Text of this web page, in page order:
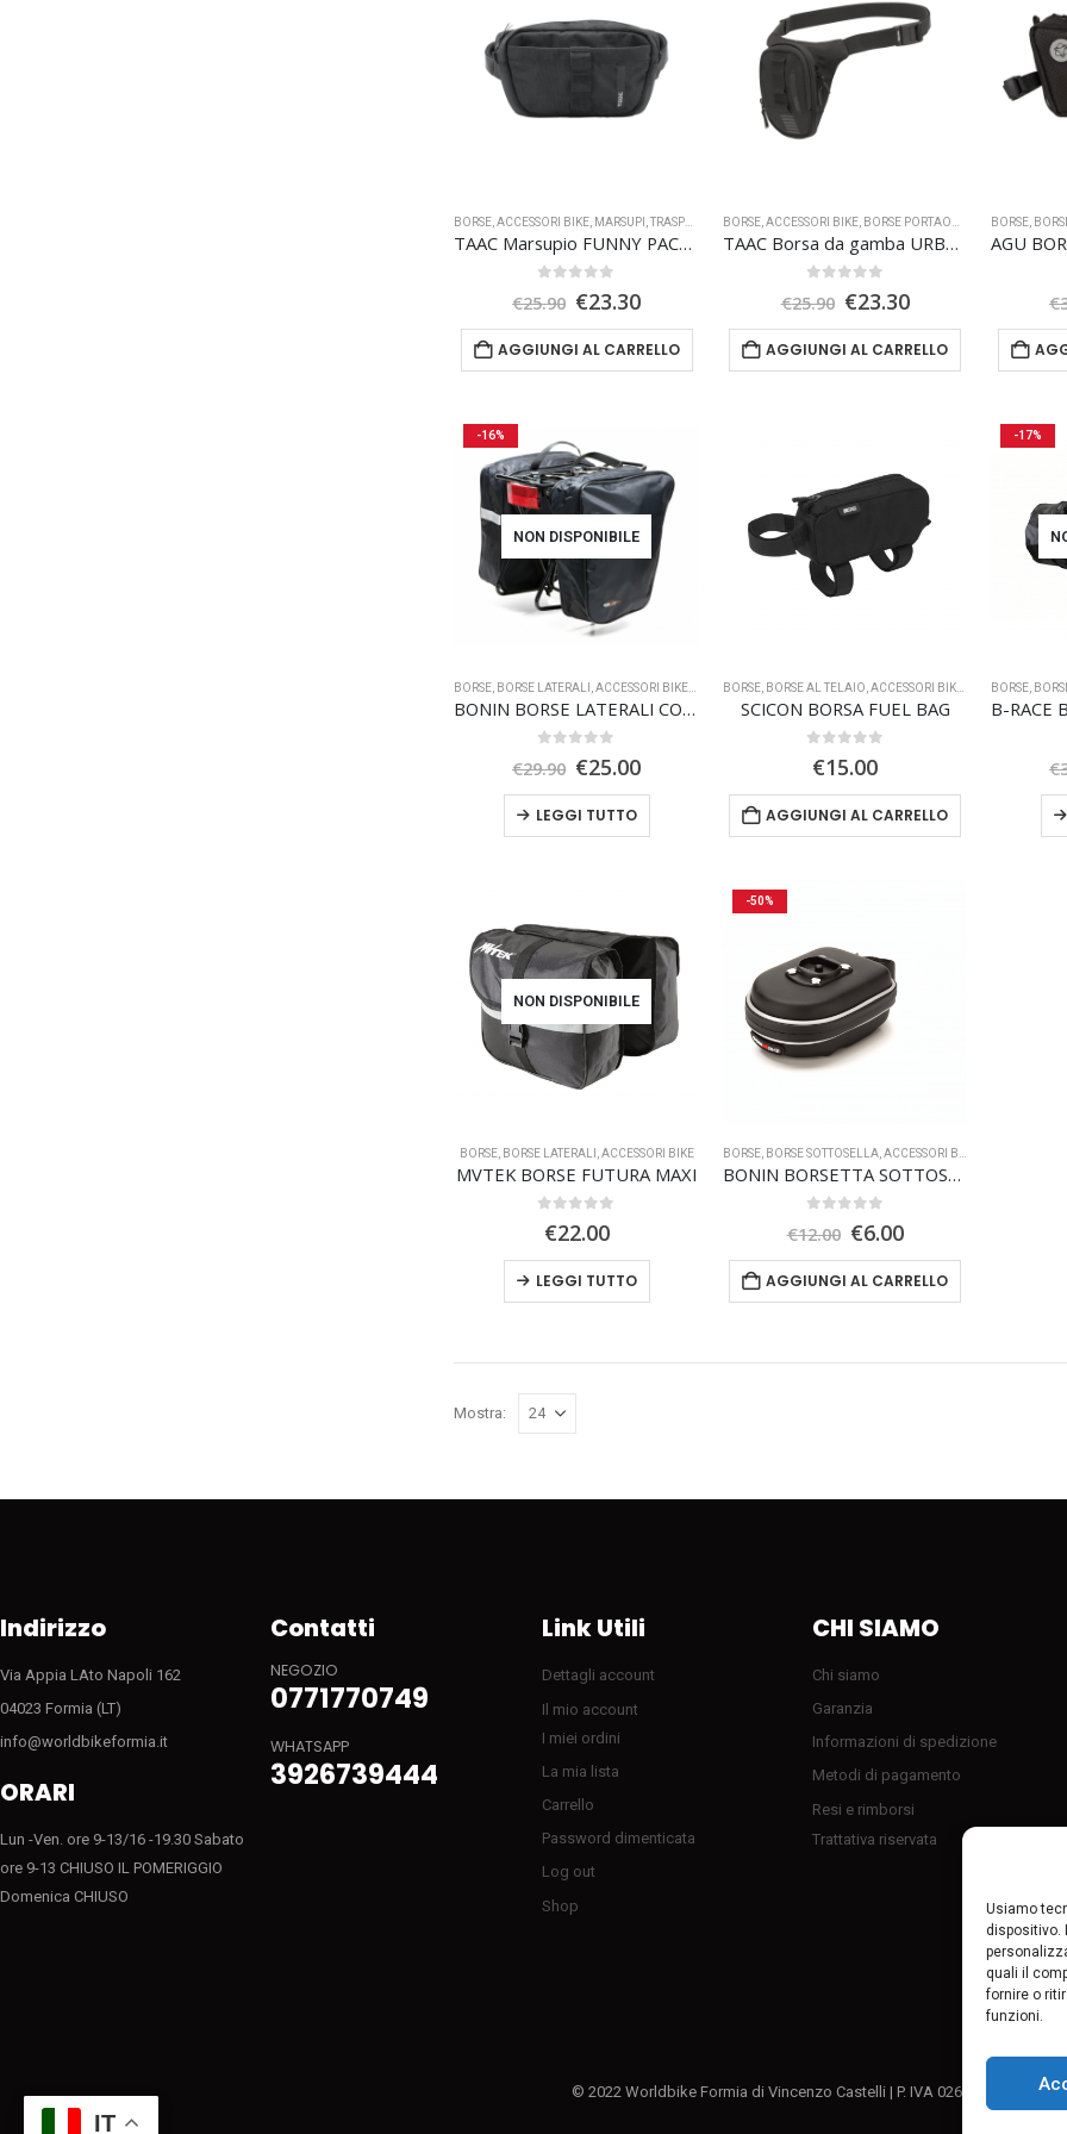
Usiamo
dispositivo.
quali il
fornire o
funzioni.
BORSE,ACCESSORI BIKE, MARSUPI ,TRASPORTO
TAAC Marsupio FUNNY PACK 2.5L
€25.90 Il
prezzo
originale
era:
€23.30Il
prezzo
attuale
è:
AGGIUNGI AL CARRELLO
BORSE,ACCESSORI BIKE, BORSE PORTAOGGETTI ,TRASPORTO
TAAC Borsa da gamba URBAN
€25.90 Il
prezzo
originale
era:
€23.30Il
prezzo
attuale
è:
AGGIUNGI AL CARRELLO
BORSE,
€
-16%
NON DISPONIBILE
BORSE BORSE LATERALI ,ACCESSORI BIKE TRASPORTO
BONIN BORSE LATERALI CON GANCI
€29.90 Il
prezzo
originale
era:
€25.00Il
prezzo
è:
LEGGI TUTTO
BORSE, BORSE AL TELAIO ACCESSORI BIKE BORSE AL
SCICON BORSA FUEL BAG
€15.00
AGGIUNGI AL CARRELLO
-17%
BORSE
€
NON DISPONIBILE
BORSE, BORSE LATERALI ACCESSORI BIKE
MVTEK BORSE FUTURA MAXI
€22.00
LEGGI TUTTO
-50%
BORSE, BORSE SOTTOSELLA, ACCESSORI BIKE
BONIN BORSETTA SOTTOSELLA
€12.00 Il
prezzo
originale
era:
€6.00Il
prezzo
attuale
è:
AGGIUNGI AL CARRELLO
Mostra:
Indirizzo
Via Appia LAto Napoli 162
04023 Formia (LT)
info@worldbikeformia.it
ORARI
Lun -Ven. ore 9-13/16 -19.30 Sabato
ore 9-13 CHIUSO IL POMERIGGIO
Domenica CHIUSO
Contatti
NEGOZIO
0771770749
WHATSAPP
3926739444
Link Utili
Dettagli account
Il mio account
I miei ordini
La mia lista
Carrello
Password dimenticata
Log out
Shop
CHI SIAMO
Chi siamo
Garanzia
Informazioni di spedizione
Metodi di pagamento
Resi e rimborsi
Trattativa riservata
© 2022 Worldbike Formia di Vincenzo Castelli | P. IVA 02611080595
IT